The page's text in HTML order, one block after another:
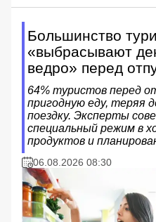
Большинство
«выбрасывают
ведро» перед
64% туристов перед
пригодную еду, теряя
поездку. Эксперты
специальный режим в
продуктов и
06.08.2026 08:30